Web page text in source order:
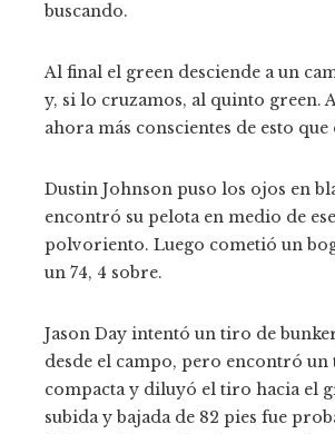
buscando.
Al final el green desciende a un
y, si lo cruzamos, al quinto green.
ahora más conscientes de esto que
Dustin Johnson puso los ojos en
encontró su pelota en medio de
polvoriento. Luego cometió un
un 74, 4 sobre.
Jason Day intentó un tiro de
desde el campo, pero encontró un
compacta y diluyó el tiro hacia el
subida y bajada de 82 pies fue